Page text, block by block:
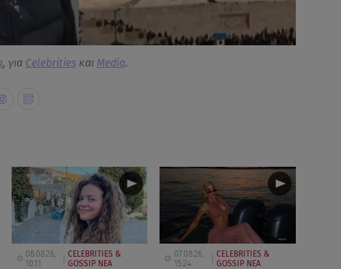
, για Celebritiesκαι Media.
08.08.26,
10:11
CELEBRITIES &
GOSSIP ΝΕΑ
07.08.26,
15:24
CELEBRITIES &
GOSSIP ΝΕΑ